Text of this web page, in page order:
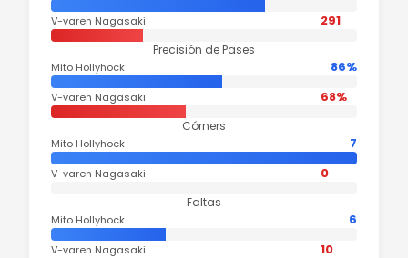
V-varen Nagasaki 291
Precisión de Pases
Mito Hollyhock 86%
V-varen Nagasaki 68%
Córners
Mito Hollyhock 7
V-varen Nagasaki 0
Faltas
Mito Hollyhock 6
V-varen Nagasaki 10